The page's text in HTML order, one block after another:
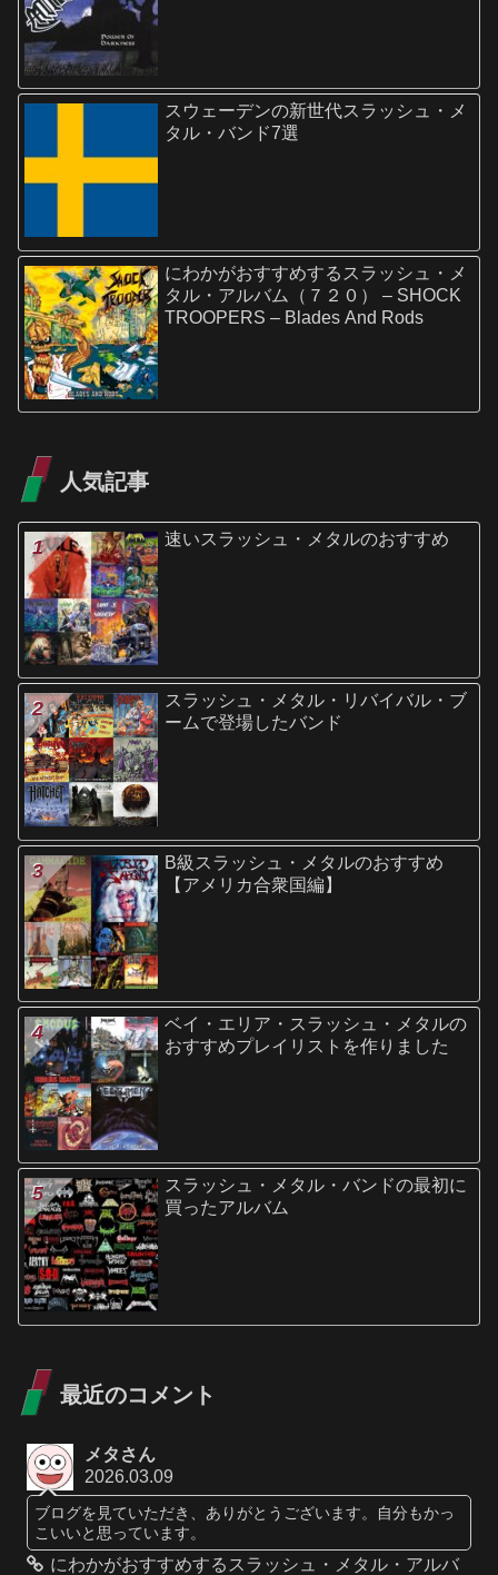
スウェーデンの新世代スラッシュ・メ
タル・バンド7選
にわかがおすすめするスラッシュ・メ
タル・アルバム（７２０） – SHOCK
TROOPERS – Blades And Rods
人気記事
速いスラッシュ・メタルのおすすめ
スラッシュ・メタル・リバイバル・ブ
ームで登場したバンド
B級スラッシュ・メタルのおすすめ
【アメリカ合衆国編】
ベイ・エリア・スラッシュ・メタルの
おすすめプレイリストを作りました
スラッシュ・メタル・バンドの最初に
買ったアルバム
最近のコメント
メタさん
2026.03.09
ブログを見ていただき、ありがとうございます。自分もかっ
こいいと思っています。
にわかがおすすめするスラッシュ・メタル・アルバ